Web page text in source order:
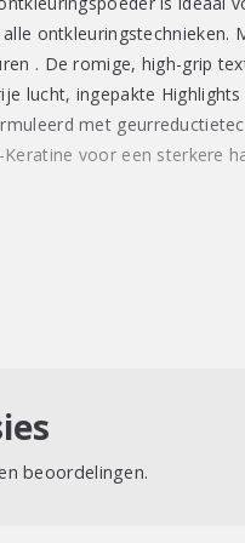
ontkleuringstechnieken.
. De romige, high-grip
lucht, ingepakte
met
voor een sterkere
techniek en de gewenste
genomen:
maximaal
beoordelingen.